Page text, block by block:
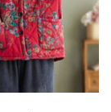
wishlist